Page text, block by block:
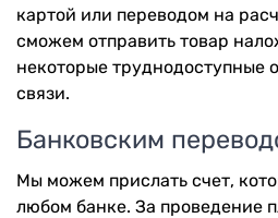
картой или переводом на
сможем отправить товар
некоторые труднодоступные
связи.
Банковским
Мы можем прислать счет,
любом банке. За проведение